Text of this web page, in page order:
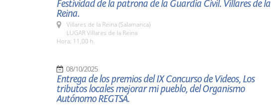
Festividad de la patrona de la Guardia Civil. Villares de la
Reina.
Villares de la Reina (Salamanca)
LUGAR Villares de la Reina
Hora: 11,00 h.
08/10/2025
Entrega de los premios del IX Concurso de Videos, Los
tributos locales mejorar mi pueblo, del Organismo
Autónomo REGTSA.